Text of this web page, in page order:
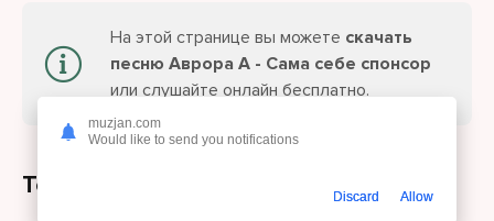
На этой странице вы можете скачать
песню Аврора А - Сама себе спонсор
или слушайте онлайн бесплатно.
Текст песни
muzjan.com
Would like to send you notifications
Discard Allow